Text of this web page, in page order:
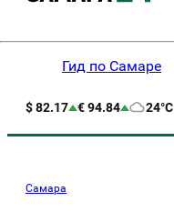
Гид по Самаре
$ 82.17 € 94.84 24°C
Самара